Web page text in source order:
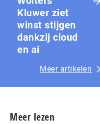
Kluwer ziet
winst stijgen
dankzij cloud
en ai
Meer artikelen
Meer lezen